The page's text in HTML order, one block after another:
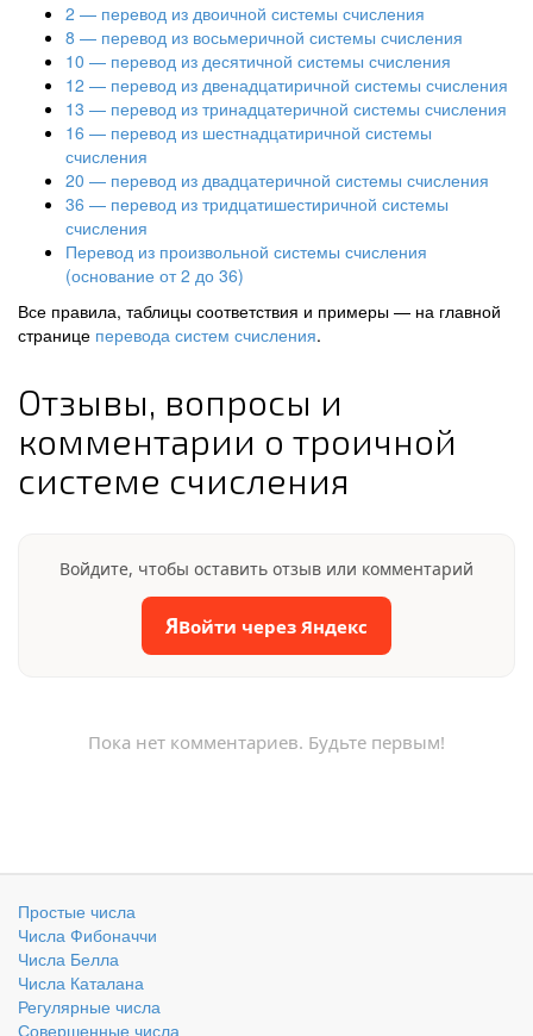
2 — перевод из двоичной системы счисления
8 — перевод из восьмеричной системы счисления
10 — перевод из десятичной системы счисления
12 — перевод из двенадцатиричной системы счисления
13 — перевод из тринадцатеричной системы счисления
16 — перевод из шестнадцатиричной системы
счисления
20 — перевод из двадцатеричной системы счисления
36 — перевод из тридцатишестиричной системы
счисления
Перевод из произвольной системы счисления
(основание от 2 до 36)
Все правила, таблицы соответствия и примеры — на главной
странице перевода систем счисления.
Отзывы, вопросы и
комментарии о троичной
системе счисления
Войдите, чтобы оставить отзыв или комментарий
ЯВойти через Яндекс
Пока нет комментариев. Будьте первым!
Простые числа
Числа Фибоначчи
Числа Белла
Числа Каталана
Регулярные числа
Совершенные числа